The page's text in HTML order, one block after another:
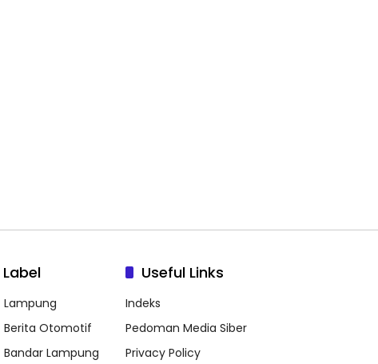
Label
Lampung
Berita Otomotif
Bandar Lampung
Useful Links
Indeks
Pedoman Media Siber
Privacy Policy